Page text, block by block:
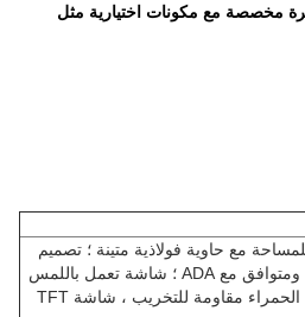
مخصصة مع مكونات اختيارية مثل
مع حاوية فولاذية متينة ؛ تصميم
أنيق وعصري ومتوافق مع ADA ؛ شاشة تعمل باللمس
بالأشعة تحت الحمراء مقاومة للتخريب ، شاشة TFT